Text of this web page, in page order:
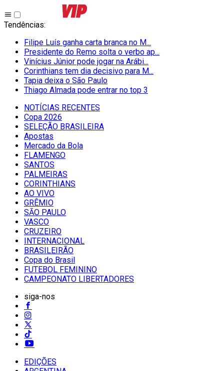
Tendências:
Filipe Luís ganha carta branca no M...
Presidente do Remo solta o verbo ap...
Vinícius Júnior pode jogar na Arábi...
Corinthians tem dia decisivo para M...
Tapia deixa o São Paulo
Thiago Almada pode entrar no top 3
NOTÍCIAS RECENTES
Copa 2026
SELEÇÃO BRASILEIRA
Apostas
Mercado da Bola
FLAMENGO
SANTOS
PALMEIRAS
CORINTHIANS
AO VIVO
GRÊMIO
SĀO PAULO
VASCO
CRUZEIRO
INTERNACIONAL
BRASILEIRÃO
Copa do Brasil
FUTEBOL FEMININO
CAMPEONATO LIBERTADORES
siga-nos
EDIÇÕES